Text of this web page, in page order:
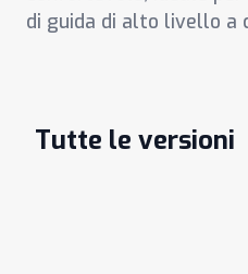
di guida di alto livello a
Tutte le versioni